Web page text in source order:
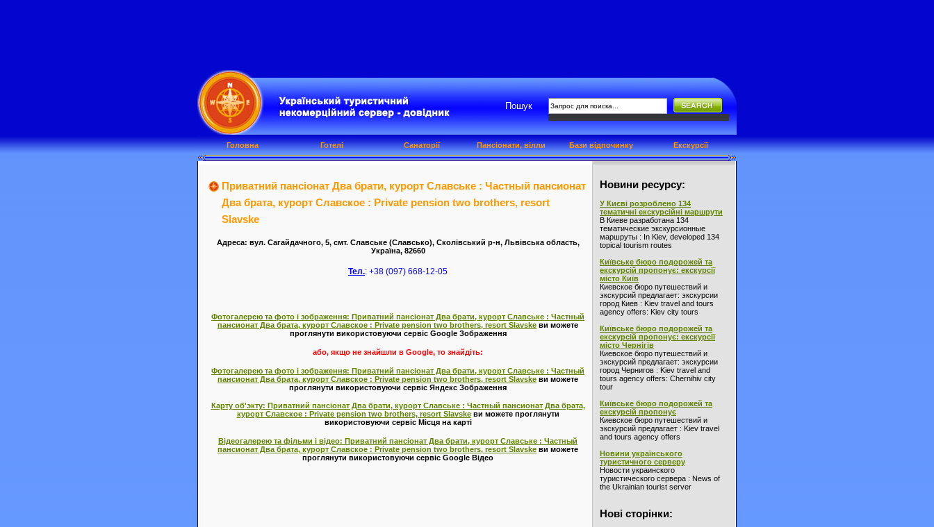
Новини ресурсу:
У Києві розроблено 134
тематичні екскурсійні маршрути
В Киеве разработана 134
тематические экскурсионные
маршруты : In Kiev, developed 134
topical tourism routes
Київське бюро подорожей та
екскурсій пропонує: екскурсії
місто Київ
Киевское бюро путешествий и
экскурсий предлагает: экскурсии
город Киев : Kiev travel and tours
agency offers: Kiev city tours
Київське бюро подорожей та
екскурсій пропонує: екскурсії
місто Чернігів
Киевское бюро путешествий и
экскурсий предлагает: экскурсии
город Чернигов : Kiev travel and
tours agency offers: Chernihiv city
tour
Київське бюро подорожей та
екскурсій пропонує
Киевское бюро путешествий и
экскурсий предлагает : Kiev travel
and tours agency offers
Новини українського
туристичного серверу
Новости украинского
туристического сервера : News of
the Ukrainian tourist server
Нові сторінки:
Приватний пансіонат Два брати, курорт Славське : Частный пансионат
Два брата, курорт Славское : Private pension two brothers, resort
Slavske
Адреса: вул. Сагайдачного, 5, смт. Славське (Славсько), Сколівський р-н, Львівська область,
Україна, 82660
Тел.: +38 (097) 668-12-05
Фотогалерею та фото і зображення: Приватний пансіонат Два брати, курорт Славське : Частный
пансионат Два брата, курорт Славское : Private pension two brothers, resort Slavske ви можете
проглянути використовуючи сервіс Google Зображення
або, якщо не знайшли в Google, то знайдіть:
Фотогалерею та фото і зображення: Приватний пансіонат Два брати, курорт Славське : Частный
пансионат Два брата, курорт Славское : Private pension two brothers, resort Slavske ви можете
проглянути використовуючи сервіс Яндекс Зображення
Карту об'экту: Приватний пансіонат Два брати, курорт Славське : Частный пансионат Два брата,
курорт Славское : Private pension two brothers, resort Slavskeви можете проглянути
використовуючи сервіс Місця на карті
Відеогалерею та фільми і відео: Приватний пансіонат Два брати, курорт Славське : Частный
пансионат Два брата, курорт Славское : Private pension two brothers, resort Slavske ви можете
проглянути використовуючи сервіс Google Відео
Пошук
Головна Готелі Санаторії Пансіонати, вілли Бази відпочинку Екскурсії